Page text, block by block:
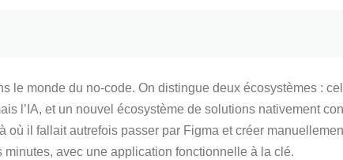
le monde du no-code. On distingue deux écosystèmes :
l’IA, et un nouvel écosystème de solutions nativement
où il fallait autrefois passer par Figma et créer
avec une application fonctionnelle à la clé.